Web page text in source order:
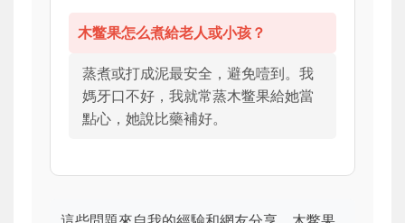
木鳖果怎么煮給老人或小孩？
蒸煮或打成泥最安全，避免噎到。我
媽牙口不好，我就常蒸木鳖果給她當
點心，她說比藥補好。